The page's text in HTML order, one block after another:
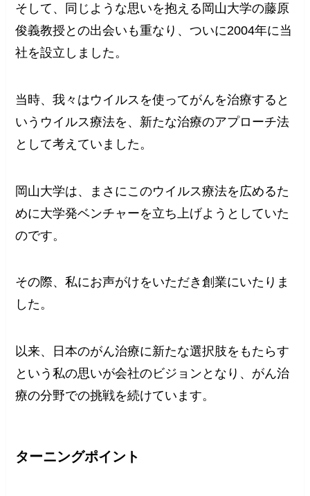
そして、同じような思いを抱える岡山大学の藤原
俊義教授との出会いも重なり、ついに2004年に当
社を設立しました。
当時、我々はウイルスを使ってがんを治療すると
いうウイルス療法を、新たな治療のアプローチ法
として考えていました。
岡山大学は、まさにこのウイルス療法を広めるた
めに大学発ベンチャーを立ち上げようとしていた
のです。
その際、私にお声がけをいただき創業にいたりま
した。
以来、日本のがん治療に新たな選択肢をもたらす
という私の思いが会社のビジョンとなり、がん治
療の分野での挑戦を続けています。
ターニングポイント